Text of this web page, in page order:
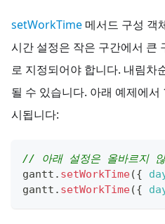
setWorkTime 메서드 구성 객
시간 설정은 작은 구간에서 큰
로 지정되어야 합니다. 내림차
될 수 있습니다. 아래 예제에
시됩니다:
// 아래 설정은 올바르지
gantt . setWorkTime({
gantt . setWorkTime({